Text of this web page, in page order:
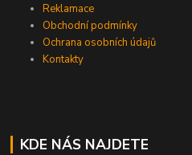
Reklamace
Obchodní podmínky
Ochrana osobních údajů
Kontakty
KDE NÁS NAJDETE